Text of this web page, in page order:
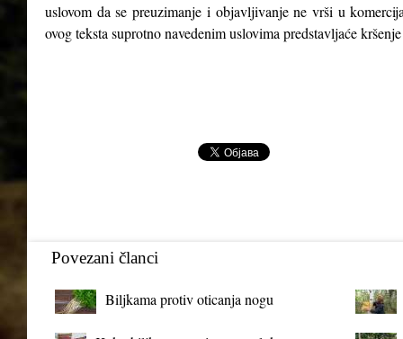
uslovom da se preuzimanje i objavljivanje ne vrši u
ovog teksta suprotno navedenim uslovima predstavljaće
Povezani članci
Biljkama protiv oticanja nogu